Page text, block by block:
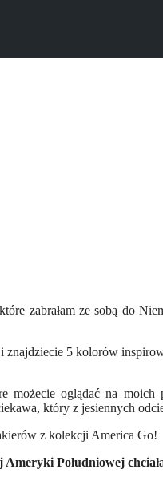
zabrałam ze sobą do
znajdziecie 5 kolorów
możecie oglądać na moich
który z jesiennych
z kolekcji America Go!
Południowej